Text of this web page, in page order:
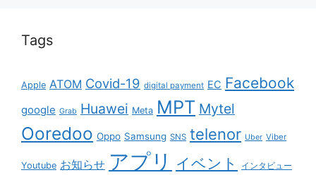
Tags
Apple ATOM Covid-19 digital payment EC Facebook
google Grab Huawei Meta MPT Mytel
Ooredoo Oppo Samsung SNS telenor Uber Viber
Youtube お知らせ アプリ イベント インタビュー